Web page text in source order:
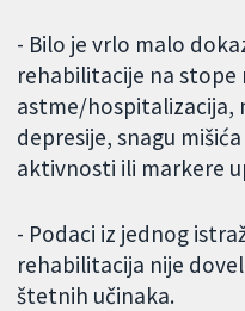
- Bilo je vrlo malo
rehabilitacije na stope
astme/hospitalizacija,
depresije, snagu
aktivnosti ili markere
- Podaci iz jednog
rehabilitacija nije
štetnih učinaka.